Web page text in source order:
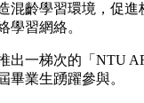
混齡學習環境，促進
學習網絡。
出一梯次的「NTU
畢業生踴躍參與。